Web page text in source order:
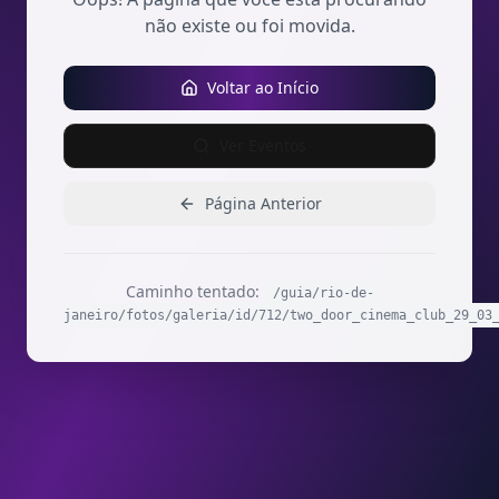
não existe ou foi movida.
Voltar ao Início
Página Anterior
Caminho tentado:
/guia/rio-de-
janeiro/fotos/galeria/id/712/